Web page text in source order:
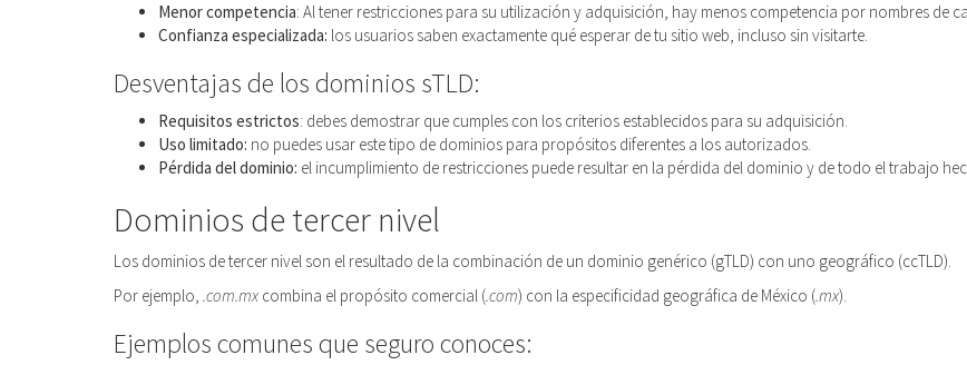
Menor competencia: Al tener restricciones para su utilización y adquisición, hay menos competencia por nombres de
Confianza especializada: los usuarios saben exactamente qué esperar de tu sitio web, incluso sin visitarte.
Desventajas de los dominios sTLD:
Requisitos estrictos: debes demostrar que cumples con los criterios establecidos para su adquisición.
Uso limitado: no puedes usar este tipo de dominios para propósitos diferentes a los autorizados.
Pérdida del dominio: el incumplimiento de restricciones puede resultar en la pérdida del dominio y de todo el trabajo
Dominios de tercer nivel
Los dominios de tercer nivel son el resultado de la combinación de un dominio genérico (gTLD) con uno geográfico (ccTLD).
Por ejemplo, .com.mxcombina el propósito comercial (.com) con la especificidad geográfica de México (.mx).
Ejemplos comunes que seguro conoces: